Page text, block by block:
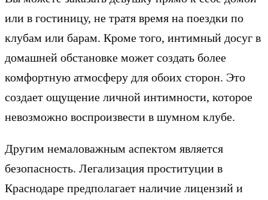
или в гостиницу, не тратя время на поездки по
клубам или барам. Кроме того, интимный досуг в
домашней обстановке может создать более
комфортную атмосферу для обоих сторон. Это
создает ощущение личной интимности, которое
невозможно воспроизвести в шумном клубе.
Другим немаловажным аспектом является
безопасность. Легализация проституции в
Краснодаре предполагает наличие лицензий и